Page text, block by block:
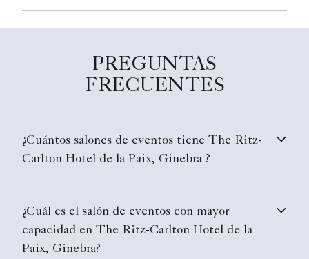
PREGUNTAS
FRECUENTES
¿Cuántos salones de eventos tiene The Ritz-
Carlton Hotel de la Paix, Ginebra ?
¿Cuál es el salón de eventos con mayor
capacidad en The Ritz-Carlton Hotel de la
Paix, Ginebra?